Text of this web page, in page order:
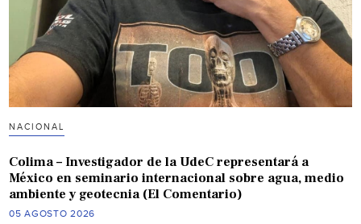
NACIONAL
Colima – Investigador de la UdeC representará a
México en seminario internacional sobre agua, medio
ambiente y geotecnia (El Comentario)
05 AGOSTO 2026